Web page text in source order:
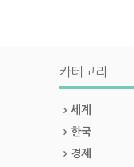
카테고리
세계
한국
경제